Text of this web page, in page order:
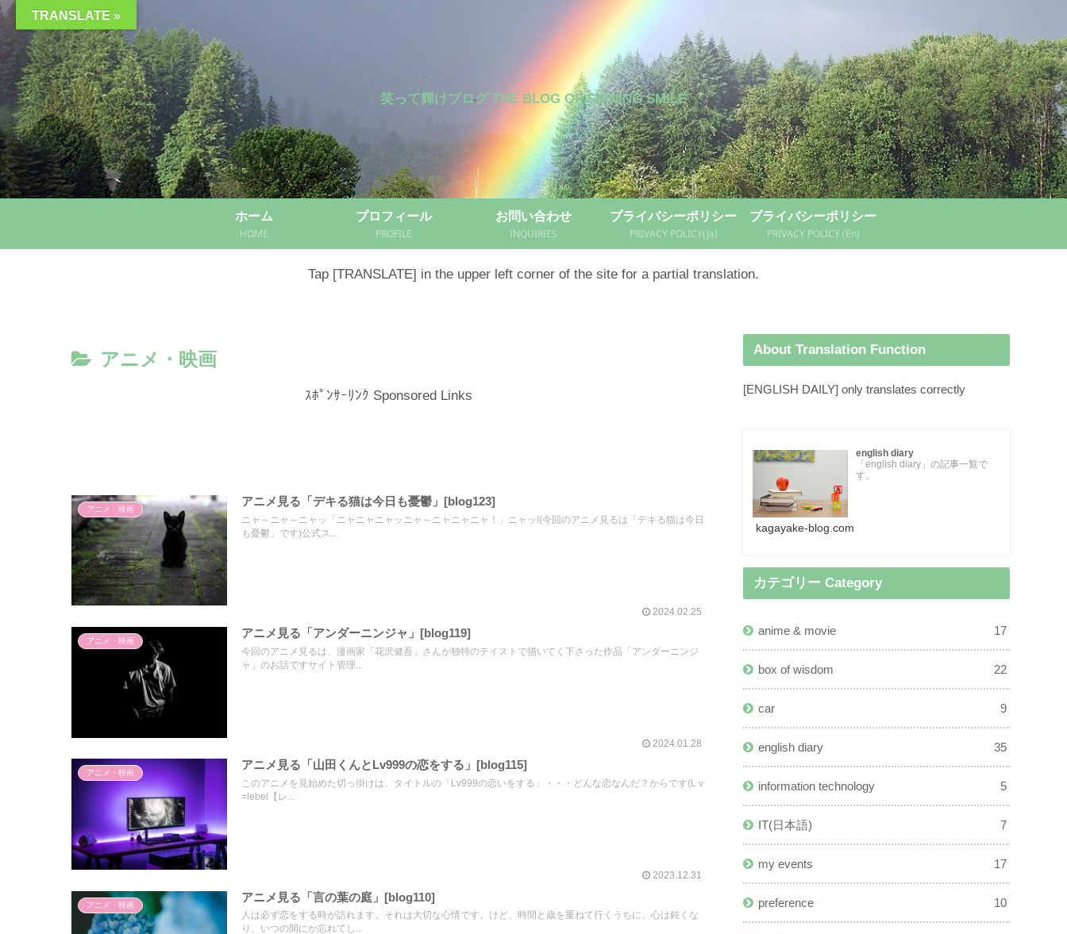
笑って輝けブログ THE BLOG OF SHINING SMILE
ホーム
HOME
プロフィール
PROFILE
お問い合わせ
INQUIRIES
プライバシーポリシー
PRIVACY POLICY(Ja)
プライバシーポリシー
PRIVACY POLICY (En)
Tap [TRANSLATE] in the upper left corner of the site for a partial translation.
アニメ・映画
ｽﾎﾟﾝｻｰﾘﾝｸ Sponsored Links
アニメ・映画
アニメ見る「デキる猫は今日も憂鬱」[blog123]
ニャ～ニャ～ニャッ「ニャニャニャッニャ～ニャニャニャ！」ニャッ!(今回のアニメ見るは「デキる猫は今日
も憂鬱」です)公式ス...
2024.02.25
アニメ・映画
アニメ見る「アンダーニンジャ」[blog119]
今回のアニメ見るは、漫画家「花沢健吾」さんが独特のテイストで描いてく下さった作品「アンダーニンジ
ャ」のお話ですサイト管理...
2024.01.28
アニメ・映画
アニメ見る「山田くんとLv999の恋をする」[blog115]
このアニメを見始めた切っ掛けは、タイトルの「Lv999の恋いをする」・・・どんな恋なんだ？からです(Lｖ
=lebel【レ...
2023.12.31
アニメ・映画
アニメ見る「言の葉の庭」[blog110]
人は必ず恋をする時が訪れます。それは大切な心情です。けど、時間と歳を重ねて行くうちに、心は鈍くな
り、いつの間にか忘れてし...
About Translation Function
[ENGLISH DAILY] only translates correctly
english diary
「english diary」の記事一覧で
す。
kagayake-blog.com
カテゴリー Category
anime & movie 17
box of wisdom 22
car 9
english diary 35
information technology 5
IT(日本語) 7
my events 17
preference 10
TRANSLATE »